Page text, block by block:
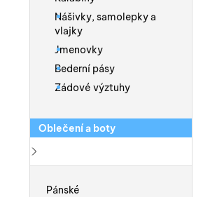
Nášivky, samolepky a
vlajky
Jmenovky
Bederní pásy
Zádové výztuhy
Oblečení a boty
Pánské